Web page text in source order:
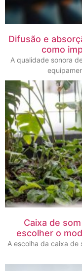
Difusão e
como
A qualidade sonora
Caixa de
escolher o
A escolha da caixa